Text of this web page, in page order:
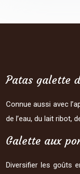
Patas galette
Connue aussi avec
de l’eau, du lait ribot,
Galette aux
Diversifier les goûts